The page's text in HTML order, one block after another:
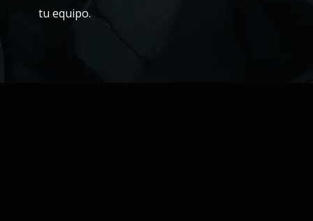
tu equipo.